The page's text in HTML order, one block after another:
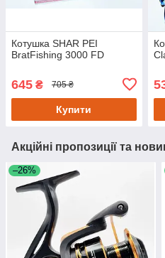
Котушка SHAR PEI
BratFishing 3000 FD
645 ₴ 705 ₴
Купити
Акційні пропозиції та
–26%